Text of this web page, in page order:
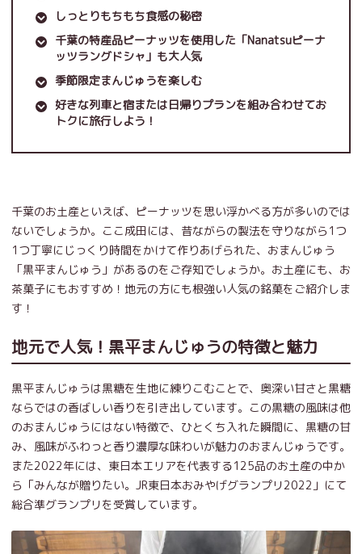
しっとりもちもち食感の秘密
千葉の特産品ピーナッツを使用した「Nanatsuピーナ
ッツラングドシャ」も大人気
季節限定まんじゅうを楽しむ
好きな列車と宿または日帰りプランを組み合わせてお
トクに旅行しよう！
千葉のお土産といえば、ピーナッツを思い浮かべる方が多いのでは
ないでしょうか。ここ成田には、昔ながらの製法を守りながら1つ
1つ丁寧にじっくり時間をかけて作りあげられた、おまんじゅう
「黒平まんじゅう」があるのをご存知でしょうか。お土産にも、お
茶菓子にもおすすめ！地元の方にも根強い人気の銘菓をご紹介しま
す！
地元で人気！黒平まんじゅうの特徴と魅力
黒平まんじゅうは黒糖を生地に練りこむことで、奥深い甘さと黒糖
ならではの香ばしい香りを引き出しています。この黒糖の風味は他
のおまんじゅうにはない特徴で、ひとくち入れた瞬間に、黒糖の甘
み、風味がふわっと香り濃厚な味わいが魅力のおまんじゅうです。
また2022年には、東日本エリアを代表する125品のお土産の中か
ら「みんなが贈りたい。JR東日本おみやげグランプリ2022」にて
総合準グランプリを受賞しています。